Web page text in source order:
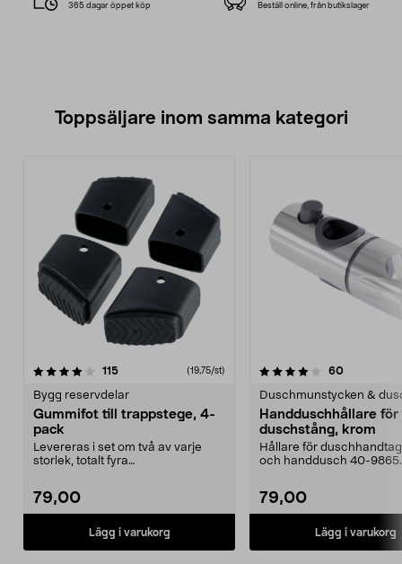
365 dagar öppet köp Beställ online, från butikslager
Toppsäljare inom samma kategori
115recensioner (19,75/st)
Bygg reservdelar
Gummifot till trappstege, 4-
pack
Levereras i set om två av varje
storlek, totalt fyra
79,00
Lägg i varukorg
4.0 av 5 stjärnor 60
Duschmunstycken &
Handduschhållare
duschstång, krom
Hållare för
och handdusch 40-
79,00
Lägg i varukorg
4.5 av 5 stjärnor